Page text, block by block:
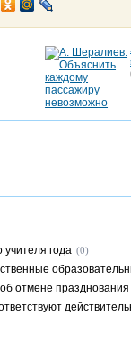
года (0)
отмене